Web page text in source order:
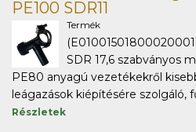
PE100 SDR11
Termék
SDR 17,6 szabványos
PE80 anyagú vezetékekről
leágazások kiépítésére szolgáló,
Részletek